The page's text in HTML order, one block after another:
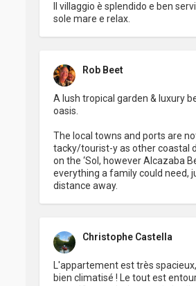
Il villaggio è splendido e ben
sole mare e relax.
Rob Beet
A lush tropical garden & luxury
oasis.
The local towns and ports are
tacky/tourist-y as other coastal
on the ‘Sol, however Alcazaba
everything a family could need,
distance away.
Christophe Castella
L'appartement est très
bien climatisé ! Le tout est